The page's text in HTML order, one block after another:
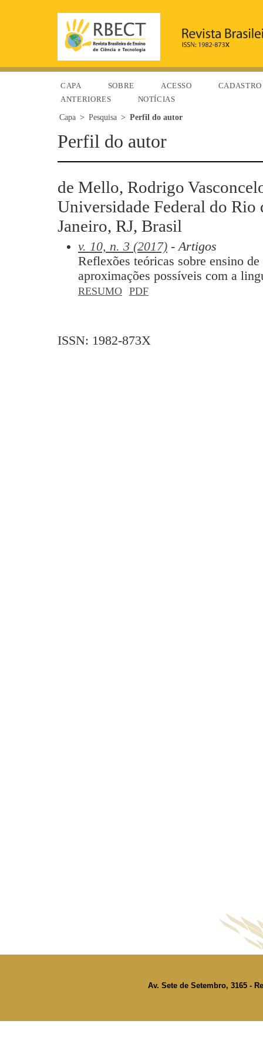
CAPA SOBRE ACESSO
CADASTRO
ANTERIORES
NOTÍCIAS
Capa > Pesquisa > Perfil do autor
Perfil do autor
de Mello, Rodrigo
Universidade Federal do Rio
Janeiro, RJ, Brasil
v. 10, n. 3 (2017) - Artigos
Reflexões teóricas sobre ensino
aproximações possíveis com a
RESUMO PDF
ISSN: 1982-873X
Av. Sete de Setembro, 3165 -